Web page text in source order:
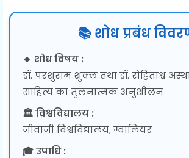
📚 शोध प्रबंध
🔹 शोध विषय :
डॉ. परशुराम शुक्ल तथा डॉ. रोहिताश्व
साहित्य का तुलनात्मक अनुशीलन
🏛 विश्वविद्यालय :
जीवाजी विश्वविद्यालय, ग्वालियर
🎓 उपाधि :